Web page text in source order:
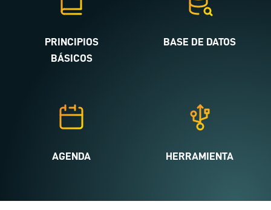
PRINCIPIOS
BÁSICOS
BASE DE DATOS
AGENDA HERRAMIENTA